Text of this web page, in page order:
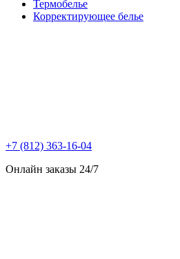
Термобелье
Корректирующее белье
+7 (812) 363-16-04
Онлайн заказы 24/7